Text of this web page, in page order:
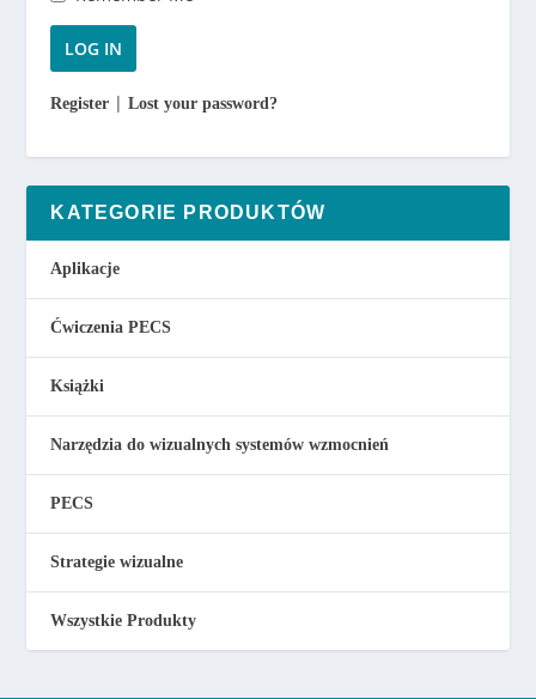
z
Register |Lost your password?
KATEGORIE PRODUKTÓW
Aplikacje
Ćwiczenia PECS
Książki
Narzędzia do wizualnych systemów wzmocnień
PECS
Strategie wizualne
Wszystkie Produkty